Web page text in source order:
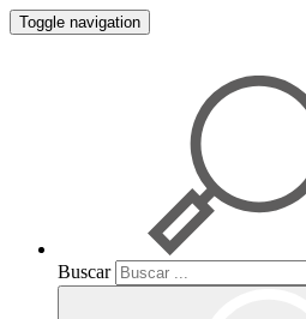
Toggle navigation
Buscar